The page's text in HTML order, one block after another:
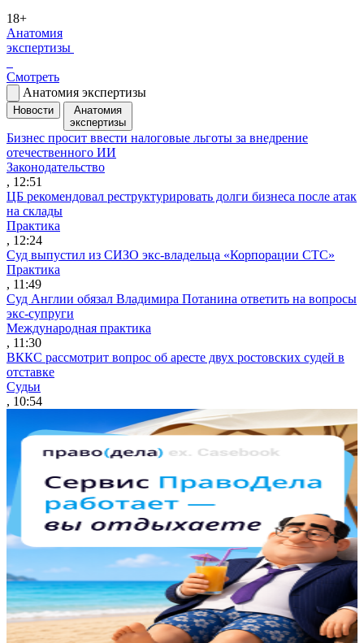
18+
Анатомия
экспертизы
Смотреть
Анатомия экспертизы
Новости
Анатомия
экспертизы
Бизнес просит ввести налоговые льготы за внедрение
отечественного ИИ
Законодательство
, 12:51
ЦБ рекомендовал реструктурировать долги бизнеса после атак
на склады
Практика
, 12:24
Суд выпустил из СИЗО экс-владельца «Корпорации СТС»
Практика
, 11:49
Суд Англии обязал Владимира Потанина ответить на вопросы
экс-супруги
Международная практика
, 11:30
ВККС рассмотрит вопрос об аресте двух ростовских судей в
отставке
Судьи
, 10:54